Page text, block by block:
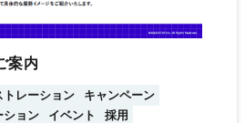
案内
トレーション
キャンペーン
ション イベント 採用